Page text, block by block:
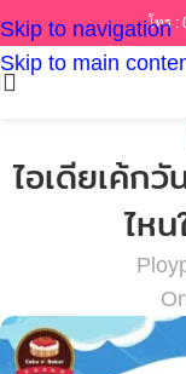
Skip to navigation
Skip to main
โทร :
ไอเดียเค้ก
ไห